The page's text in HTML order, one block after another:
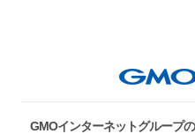
GMOインターネットグループ